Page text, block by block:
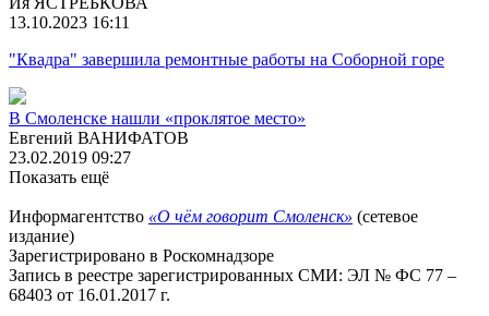
13.10.2023 16:11
"Квадра" завершила ремонтные работы на Соборной горе
В Смоленске нашли «проклятое место»
Евгений ВАНИФАТОВ
23.02.2019 09:27
Показать ещё
Информагентство «О чём говорит Смоленск» (сетевое
издание)
Зарегистрировано в Роскомнадзоре
Запись в реестре зарегистрированных СМИ: ЭЛ № ФС 77 –
68403 от 16.01.2017 г.